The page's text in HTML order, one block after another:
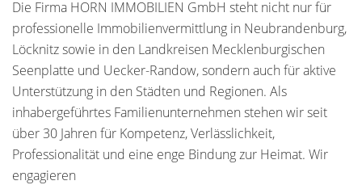
Die Firma HORN IMMOBILIEN GmbH steht nicht nur für
professionelle Immobilienvermittlung in Neubrandenburg,
Löcknitz sowie in den Landkreisen Mecklenburgischen
Seenplatte und Uecker-Randow, sondern auch für aktive
Unterstützung in den Städten und Regionen. Als
inhabergeführtes Familienunternehmen stehen wir seit
über 30 Jahren für Kompetenz, Verlässlichkeit,
Professionalität und eine enge Bindung zur Heimat. Wir
engagieren